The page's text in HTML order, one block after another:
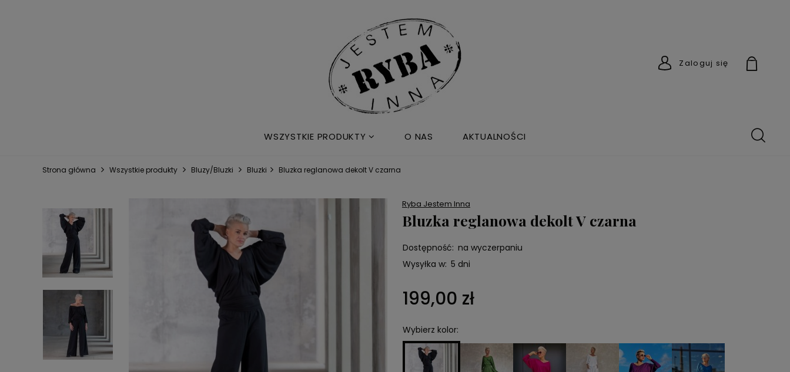
Zaloguj się
WSZYSTKIE PRODUKTY O NAS AKTUALNOŚCI
Strona główna Wszystkie produkty Bluzy/Bluzki Bluzki Bluzka reglanowa dekolt V czarna
Ryba Jestem Inna
Bluzka reglanowa dekolt V czarna
Dostępność: na wyczerpaniu
Wysyłka w: 5 dni
199,00 zł
Wybierz kolor: